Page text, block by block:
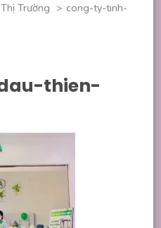
Trường > cong-ty-tinh-
thien-